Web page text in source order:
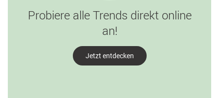
Probiere alle Trends direkt online
an!
Jetzt entdecken